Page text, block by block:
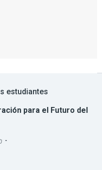
estudiantes
para el Futuro del
-